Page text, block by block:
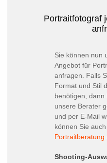
Portraitfotograf
buchen
Sie können nun
Angebot für
anfragen. Falls
Format und Stil
benötigen, dann
unsere Berater
und per E-Mail
können Sie
Portraitberatung
Shooting-